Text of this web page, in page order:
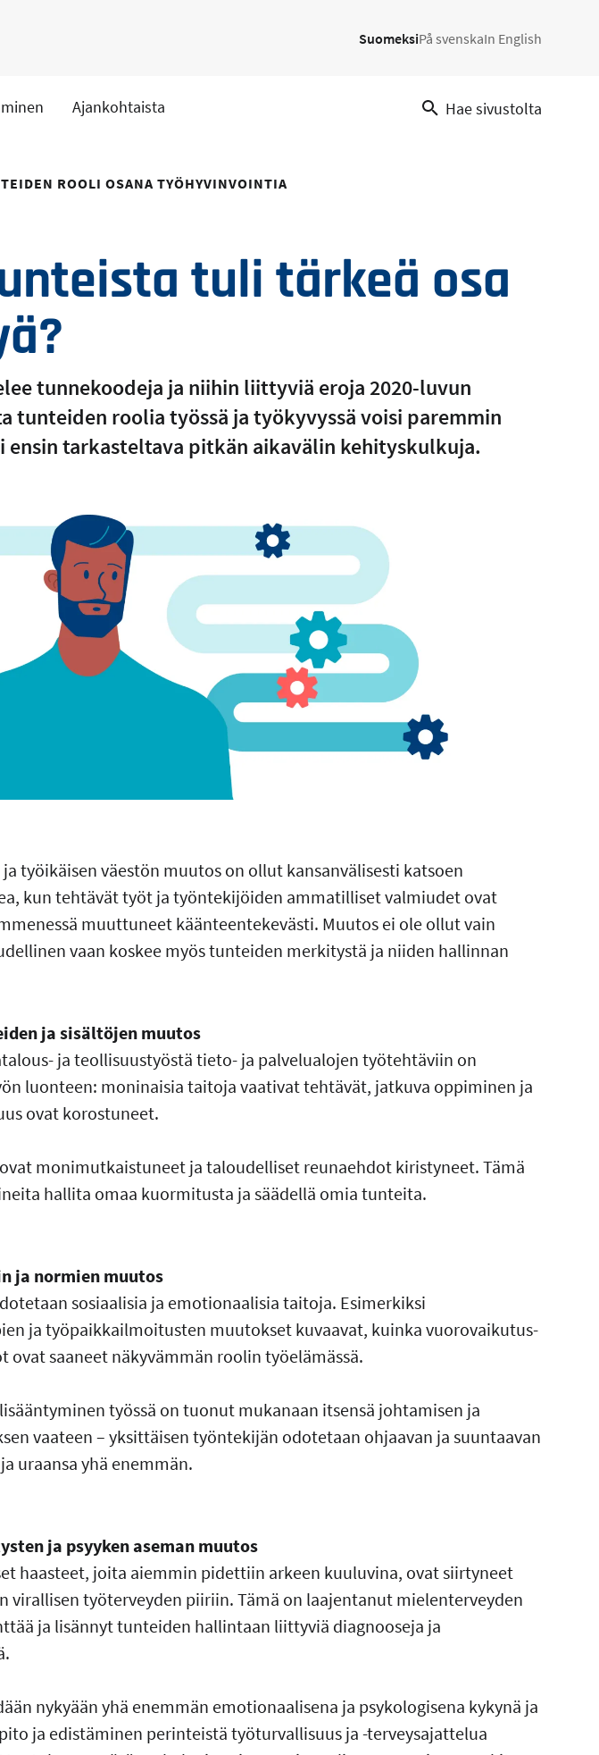
SuomeksiPå svenskaIn English
Ajankohtaista Hae sivustolta
ROOLI OSANA TYÖHYVINVOINTIA
tuli tärkeä osa
tunnekoodeja ja niihin liittyviä eroja 2020-luvun
tunteiden roolia työssä ja työkyvyssä voisi paremmin
ensin tarkasteltava pitkän aikavälin kehityskulkuja.
työikäisen väestön muutos on ollut kansanvälisesti katsoen
kun tehtävät työt ja työntekijöiden ammatilliset valmiudet ovat
muuttuneet käänteentekevästi. Muutos ei ole ollut vain
vaan koskee myös tunteiden merkitystä ja niiden hallinnan
ja sisältöjen muutos
ja teollisuustyöstä tieto- ja palvelualojen työtehtäviin on
luonteen: moninaisia taitoja vaativat tehtävät, jatkuva oppiminen ja
ovat korostuneet.
monimutkaistuneet ja taloudelliset reunaehdot kiristyneet. Tämä
hallita omaa kuormitusta ja säädellä omia tunteita.
ja normien muutos
sosiaalisia ja emotionaalisia taitoja. Esimerkiksi
ja työpaikkailmoitusten muutokset kuvaavat, kuinka vuorovaikutus-
ovat saaneet näkyvämmän roolin työelämässä.
työssä on tuonut mukanaan itsensä johtamisen ja
vaateen – yksittäisen työntekijän odotetaan ohjaavan ja suuntaavan
uraansa yhä enemmän.
ja psyyken aseman muutos
haasteet, joita aiemmin pidettiin arkeen kuuluvina, ovat siirtyneet
virallisen työterveyden piiriin. Tämä on laajentanut mielenterveyden
ja lisännyt tunteiden hallintaan liittyviä diagnooseja ja
nykyään yhä enemmän emotionaalisena ja psykologisena kykynä ja
ja edistäminen perinteistä työturvallisuus ja -terveysajattelua